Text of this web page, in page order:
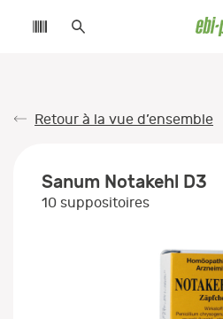
Retour à la vue d’ensemble
Sanum Notakehl D3
10 suppositoires